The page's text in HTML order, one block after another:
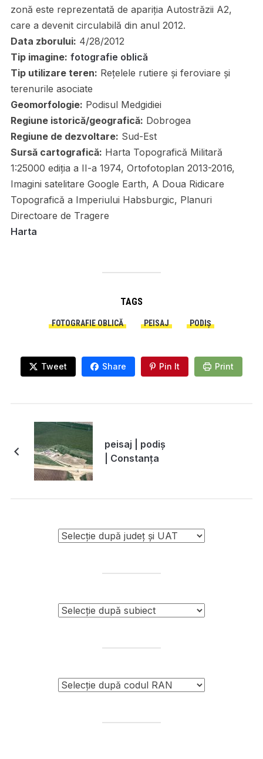
zonă este reprezentată de apariția Autostrăzii A2,
care a devenit circulabilă din anul 2012.
Data zborului: 4/28/2012
Tip imagine: fotografie oblică
Tip utilizare teren: Rețelele rutiere și feroviare și
terenurile asociate
Geomorfologie: Podisul Medgidiei
Regiune istorică/geografică: Dobrogea
Regiune de dezvoltare: Sud-Est
Sursă cartografică: Harta Topografică Militară
1:25000 ediția a II-a 1974, Ortofotoplan 2013-2016,
Imagini satelitare Google Earth, A Doua Ridicare
Topografică a Imperiului Habsburgic, Planuri
Directoare de Tragere
Harta
TAGS
FOTOGRAFIE OBLICĂ PEISAJ PODIȘ
Tweet Share Pin It Print
peisaj | podiș
| Constanța